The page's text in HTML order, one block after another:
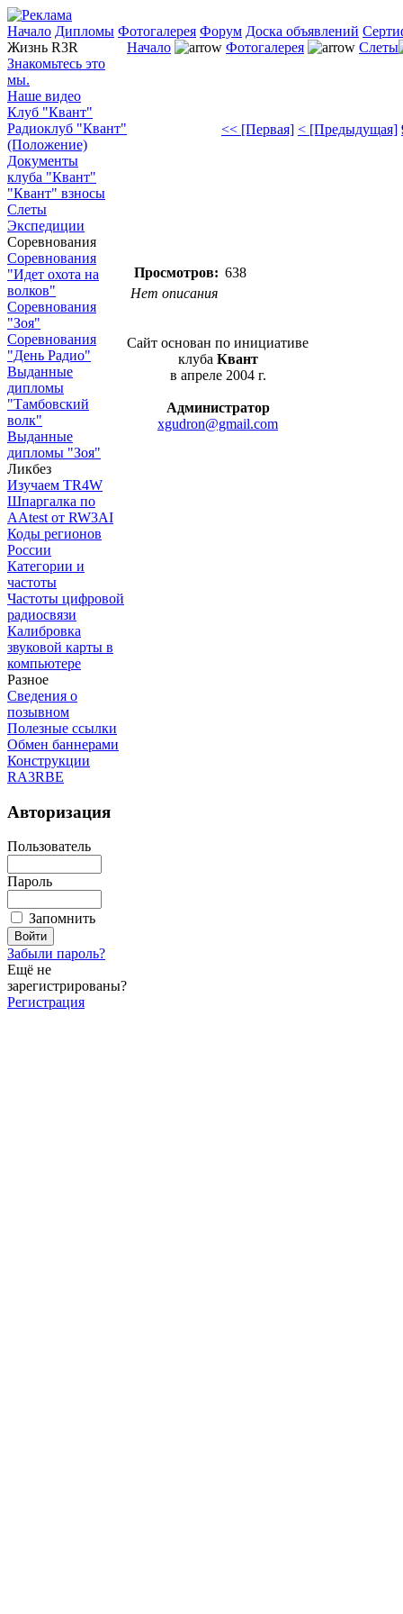
Начало Дипломы Фотогалерея Форум Доска объявлений
Жизнь R3R
Знакомьтесь это
мы.
Наше видео
Клуб "Квант"
Радиоклуб "Квант"
(Положение)
Документы
клуба "Квант"
"Квант" взносы
Слеты
Экспедиции
Соревнования
Соревнования
"Идет охота на
волков"
Соревнования
"Зоя"
Соревнования
"День Радио"
Выданные
дипломы
"Тамбовский
волк"
Выданные
дипломы "Зоя"
Ликбез
Изучаем TR4W
Шпаргалка по
AAtest от RW3AI
Коды регионов
России
Категории и
частоты
Частоты цифровой
радиосвязи
Калибровка
звуковой карты в
компьютере
Разное
Сведения о
позывном
Полезные ссылки
Обмен баннерами
Конструкции
RA3RBE
Авторизация
Пользователь
Пароль
Запомнить
Забыли пароль?
Ещё не
зарегистрированы?
Регистрация
Начало Фотогалерея Слеты
<< [Первая] < [Предыдущая]
Просмотров: 638
Нет описания
Сайт основан по инициативе
клуба Квант
в апреле 2004 г.
Администратор
xgudron@gmail.com